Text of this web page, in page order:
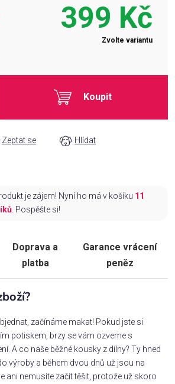
399 Kč
Zvolte variantu
Koupit
Zeptat se
Hlídat
je zájem! Nyní ho má v košíku 11
. Pospěšte si!
Doprava a
platba
Garance vrácení
peněz
začínáme makat! Pokud jste si
potiskem, brzy se vám ozveme s
A co naše běžné kousky z dílny? Ty hned
výroby a během dvou dnů už jsou na
ani nemusíte začít těšit, protože už skoro